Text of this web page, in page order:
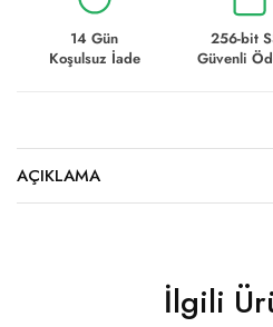
14 Gün
Koşulsuz İade
256-bit
Güvenli
AÇIKLAMA
İlgili